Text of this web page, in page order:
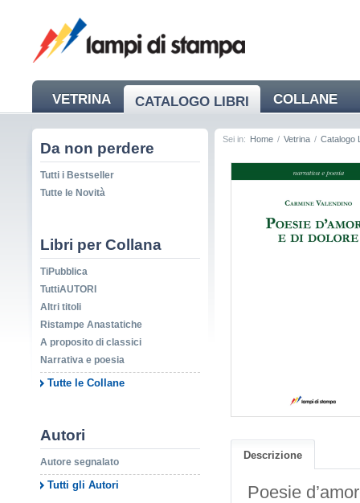
VETRINA CATALOGO LIBRI COLLANE
NEWS
Da non perdere
Tutti i Bestseller
Tutte le Novità
Libri per Collana
TiPubblica
TuttiAUTORI
Altri titoli
Ristampe Anastatiche
A proposito di classici
Narrativa e poesia
Tutte le Collane
Autori
Autore segnalato
Tutti gli Autori
Sei in: Home / Vetrina / Catalogo
Descrizione
Poesie